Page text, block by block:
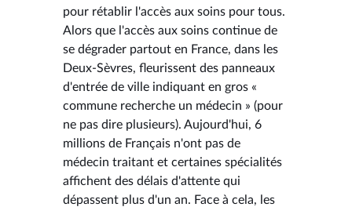
pour rétablir l'accès aux soins pour tous.
Alors que l'accès aux soins continue de
se dégrader partout en France, dans les
Deux-Sèvres, fleurissent des panneaux
d'entrée de ville indiquant en gros «
commune recherche un médecin » (pour
ne pas dire plusieurs). Aujourd'hui, 6
millions de Français n'ont pas de
médecin traitant et certaines spécialités
affichent des délais d'attente qui
dépassent plus d'un an. Face à cela, les